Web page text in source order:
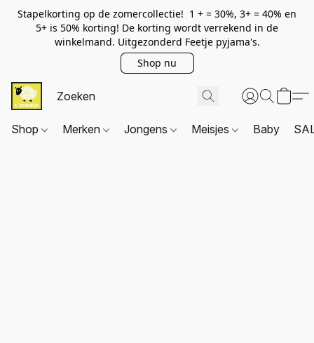
Stapelkorting op de zomercollectie! 1 + = 30%, 3+ = 40% en
5+ is 50% korting! De korting wordt verrekend in de
winkelmand. Uitgezonderd Feetje pyjama's.
Shop nu
Shop Merken Jongens Meisjes Baby